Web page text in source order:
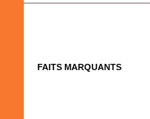
FAITS MARQUANTS